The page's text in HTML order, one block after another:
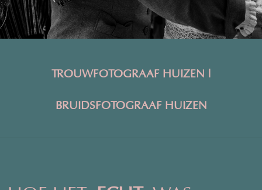
TROUWFOTOGRAAF HUIZEN
BRUIDSFOTOGRAAF HUIZEN